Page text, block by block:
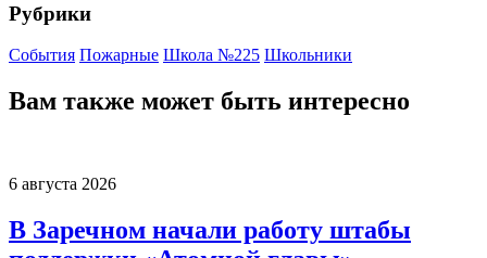
Рубрики
События Пожарные Школа №225 Школьники
Вам также может быть интересно
6 августа 2026
В Заречном начали работу штабы